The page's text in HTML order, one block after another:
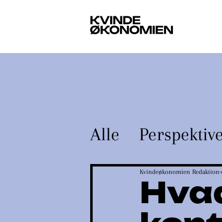
Alle
Guides
Kvindeøkonomien Redaktion